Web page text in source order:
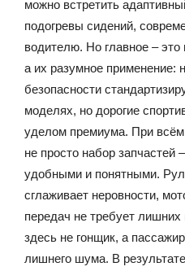
можно встретить
подогревы сидений,
водителю. Но главное – это
а их разумное применение:
безопасности
моделях, но дорогие
уделом премиума. При
не просто набор
удобными и понятными.
сглаживает неровности,
передач не требует
здесь не гонщик, а
лишнего шума. В